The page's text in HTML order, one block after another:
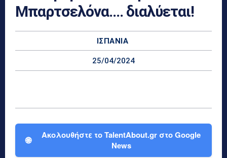
Μπαρτσελόνα…. διαλύεται!
ΙΣΠΑΝΊΑ
25/04/2024
🌐
Ακολουθήστε το TalentAbout.gr στο Google
News